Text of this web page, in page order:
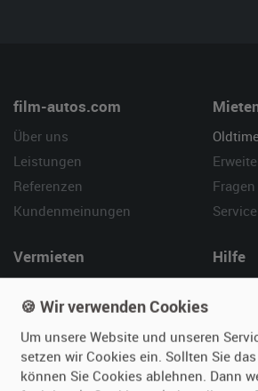
film-autos.com
Über uns
Leistungen
Referenzen
Kundenmeinungen
Service
Vermieten
Fotos senden
Fragen für Vermieter
Inserat verwalten
Hilfe
🍪 Wir verwenden Cookies
Um unsere Website und unseren
setzen wir Cookies ein. Sollten Sie
können Sie Cookies ablehnen. Dann